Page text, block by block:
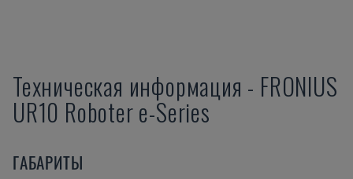
Техническая информация - FRONIUS
UR10 Roboter e-Series
ГАБАРИТЫ